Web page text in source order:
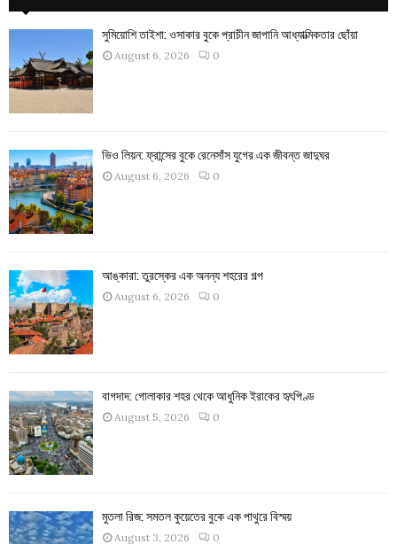
সুমিয়োশি তাইশা: ওসাকার বুকে প্রাচীন জাপানি আধ্যাত্মিকতার ছোঁয়া
August 6, 2026 0
ভিও লিয়ন: ফ্রান্সের বুকে রেনেসাঁস যুগের এক জীবন্ত জাদুঘর
August 6, 2026 0
আঙ্কারা: তুরস্কের এক অনন্য শহরের গল্প
August 6, 2026 0
বাগদাদ: গোলাকার শহর থেকে আধুনিক ইরাকের হৃৎপিণ্ড
August 5, 2026 0
মুতলা রিজ: সমতল কুয়েতের বুকে এক পাথুরে বিস্ময়
August 3, 2026 0